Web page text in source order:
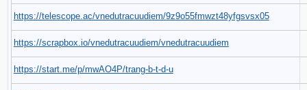
https://telescope.ac/vnedutracuudiem/9z9o55fmwzt48yfgsvsx05
https://scrapbox.io/vnedutracuudiem/vnedutracuudiem
https://start.me/p/mwAO4P/trang-b-t-d-u